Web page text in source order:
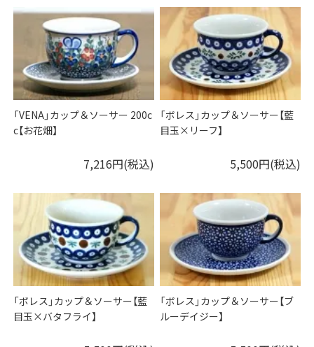
「VENA」カップ＆ソーサー 200c
c【お花畑】
7,216円(税込)
「ボレス」カップ＆ソーサー【藍
目玉×リーフ】
5,500円(税込)
「ボレス」カップ＆ソーサー【藍
目玉×バタフライ】
「ボレス」カップ＆ソーサー【ブ
ルーデイジー】